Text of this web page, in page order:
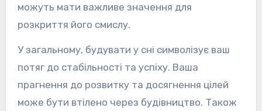
можуть мати важливе значення для
розкриття його смислу.
У загальному, будувати у сні символізує ваш
потяг до стабільності та успіху. Ваша
прагнення до розвитку та досягнення цілей
може бути втілено через будівництво. Також